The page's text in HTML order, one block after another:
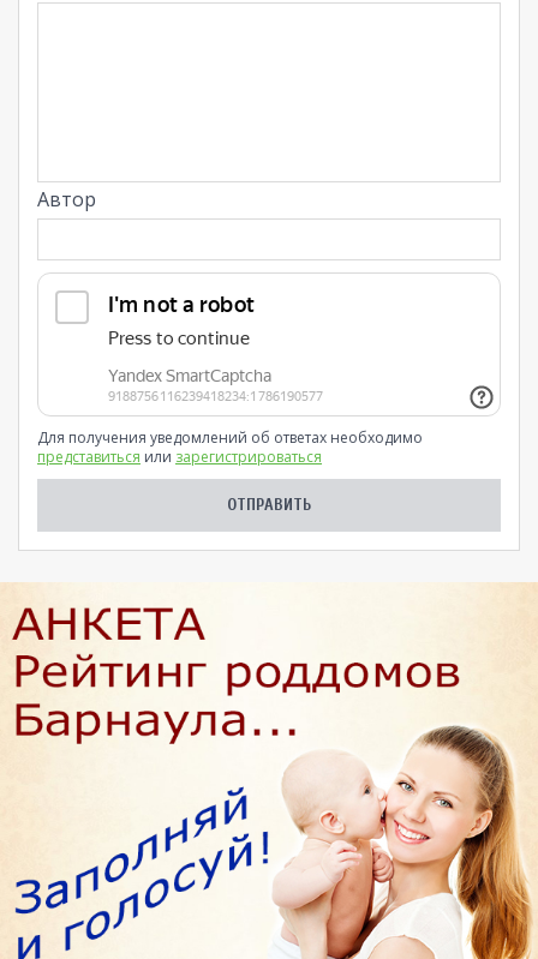
Автор
Для получения уведомлений об ответах необходимо
представиться или зарегистрироваться